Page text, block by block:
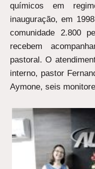
químicos em
inauguração, em
comunidade 2.800
recebem
pastoral. O
interno, pastor
Aymone, seis